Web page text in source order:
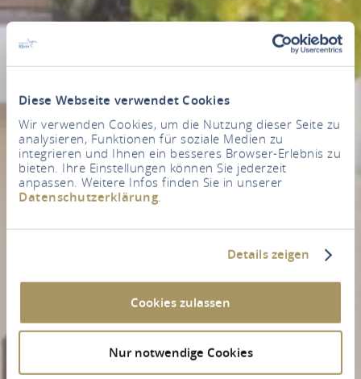
Diese Webseite verwendet Cookies
Wir verwenden Cookies, um die Nutzung dieser Seite zu
analysieren, Funktionen für soziale Medien zu
integrieren und Ihnen ein besseres Browser-Erlebnis zu
bieten. Ihre Einstellungen können Sie jederzeit
anpassen. Weitere Infos finden Sie in unserer
Datenschutzerklärung.
Details zeigen
Cookies zulassen
Nur notwendige Cookies